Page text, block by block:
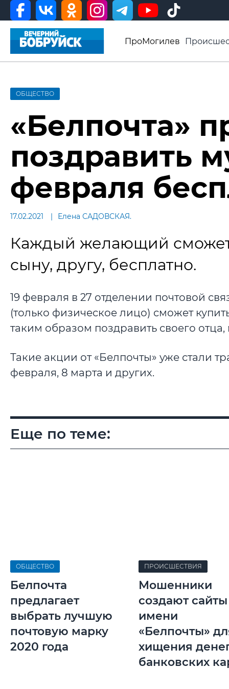
ПроМогилев
Видео ВБ
ОБЩЕСТВО
«Белпочта»
поздравить
февраля
17.02.2021 Елена САДОВСКАЯ.
Каждый желающий сможет
сыну, другу, бесплатно.
19 февраля в 27 отделении почтовой
(только физическое лицо) сможет
таким образом поздравить своего
Такие акции от «Белпочты» уже стали
февраля, 8 марта и других.
Еще по теме:
ОБЩЕСТВО
Белпочта
предлагает
выбрать лучшую
почтовую марку
2020 года
ПРОИСШЕСТВИЯ
Мошенники
создают сайты
имени
«Белпочты»
хищения
банковских